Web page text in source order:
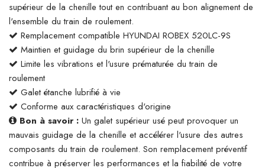
supérieur de la chenille tout en contribuant au bon alignement de
l'ensemble du train de roulement.
Remplacement compatible HYUNDAI ROBEX 520LC-9S
Maintien et guidage du brin supérieur de la chenille
Limite les vibrations et l'usure prématurée du train de
roulement
Galet étanche lubrifié à vie
Conforme aux caractéristiques d'origine
Bon à savoir : Un galet supérieur usé peut provoquer un
mauvais guidage de la chenille et accélérer l'usure des autres
composants du train de roulement. Son remplacement préventif
contribue à préserver les performances et la fiabilité de votre